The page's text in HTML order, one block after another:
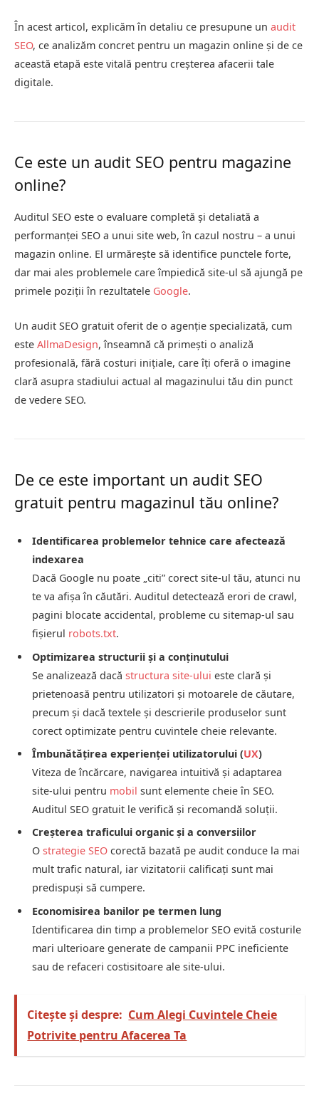
În acest articol, explicăm în detaliu ce presupune un audit
SEO, ce analizăm concret pentru un magazin online și de ce
această etapă este vitală pentru creșterea afacerii tale
digitale.
Ce este un audit SEO pentru magazine
online?
Auditul SEO este o evaluare completă și detaliată a
performanței SEO a unui site web, în cazul nostru – a unui
magazin online. El urmărește să identifice punctele forte,
dar mai ales problemele care împiedică site-ul să ajungă pe
primele poziții în rezultatele Google.
Un audit SEO gratuit oferit de o agenție specializată, cum
este AllmaDesign, înseamnă că primești o analiză
profesională, fără costuri inițiale, care îți oferă o imagine
clară asupra stadiului actual al magazinului tău din punct
de vedere SEO.
De ce este important un audit SEO
gratuit pentru magazinul tău online?
Identificarea problemelor tehnice care afectează
indexarea
Dacă Google nu poate „citi” corect site-ul tău, atunci nu
te va afișa în căutări. Auditul detectează erori de crawl,
pagini blocate accidental, probleme cu sitemap-ul sau
fișierul robots.txt.
Optimizarea structurii și a conținutului
Se analizează dacă structura site-ului este clară și
prietenoasă pentru utilizatori și motoarele de căutare,
precum și dacă textele și descrierile produselor sunt
corect optimizate pentru cuvintele cheie relevante.
Îmbunătățirea experienței utilizatorului (UX)
Viteza de încărcare, navigarea intuitivă și adaptarea
site-ului pentru mobil sunt elemente cheie în SEO.
Auditul SEO gratuit le verifică și recomandă soluții.
Creșterea traficului organic și a conversiilor
O strategie SEO corectă bazată pe audit conduce la mai
mult trafic natural, iar vizitatorii calificați sunt mai
predispuși să cumpere.
Economisirea banilor pe termen lung
Identificarea din timp a problemelor SEO evită costurile
mari ulterioare generate de campanii PPC ineficiente
sau de refaceri costisitoare ale site-ului.
Citește și despre: Cum Alegi Cuvintele Cheie
Potrivite pentru Afacerea Ta